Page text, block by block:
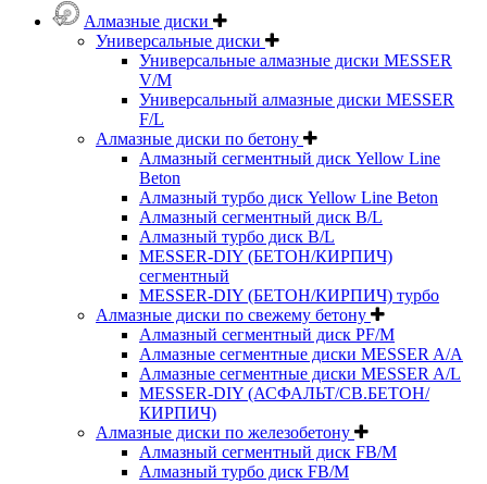
Алмазные диски
Универсальные диски
Универсальные алмазные диски MESSER
V/M
Универсальный алмазные диски MESSER
F/L
Алмазные диски по бетону
Алмазный сегментный диск Yellow Line
Beton
Алмазный турбо диск Yellow Line Beton
Алмазный сегментный диск B/L
Алмазный турбо диск B/L
MESSER-DIY (БЕТОН/КИРПИЧ)
сегментный
MESSER-DIY (БЕТОН/КИРПИЧ) турбо
Алмазные диски по свежему бетону
Алмазный сегментный диск PF/M
Алмазные сегментные диски MESSER A/A
Алмазные сегментные диски MESSER A/L
MESSER-DIY (АСФАЛЬТ/СВ.БЕТОН/
КИРПИЧ)
Алмазные диски по железобетону
Алмазный сегментный диск FB/M
Алмазный турбо диск FB/M